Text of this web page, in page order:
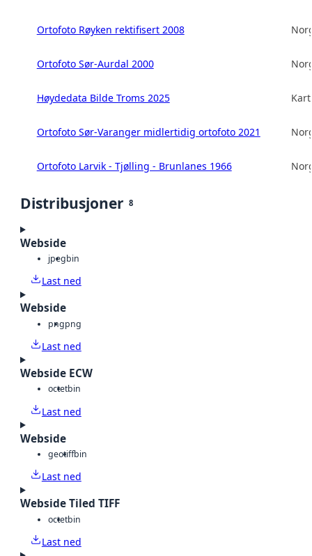
Ortofoto Røyken rektifisert 2008
Ortofoto Sør-Aurdal 2000
Høydedata Bilde Troms 2025
Ortofoto Sør-Varanger midlertidig ortofoto 2021
Ortofoto Larvik - Tjølling - Brunlanes 1966
Distribusjoner 8
Webside
jpegbin
Last ned
Webside
pngpng
Last ned
Webside ECW
octetbin
Last ned
Webside
geotiffbin
Last ned
Webside Tiled TIFF
octetbin
Last ned